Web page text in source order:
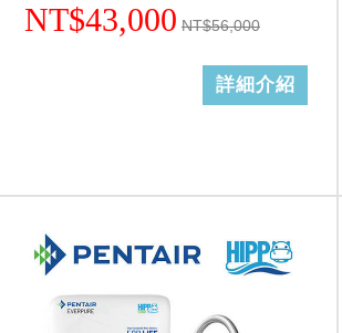
NT$43,000 NT$56,000
詳細介紹